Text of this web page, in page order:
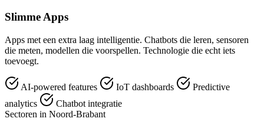
Slimme Apps
Apps met een extra laag intelligentie. Chatbots die leren, sensoren
die meten, modellen die voorspellen. Technologie die echt iets
toevoegt.
AI-powered features IoT dashboards
Predictive
analytics
Chatbot integratie
Sectoren in Noord-Brabant